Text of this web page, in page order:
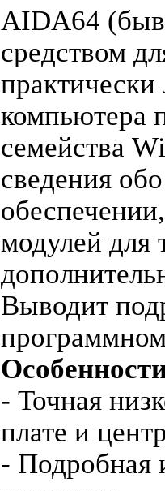
AIDA64
средством
компьютера
семейства
сведения
модулей для
Выводит
- Точная
плате и
- Подробная